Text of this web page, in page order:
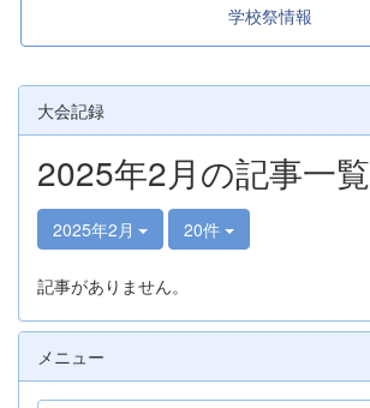
学校祭情報
大会記録
2025年2月の記事一覧
2025年2月 20件
記事がありません。
メニュー